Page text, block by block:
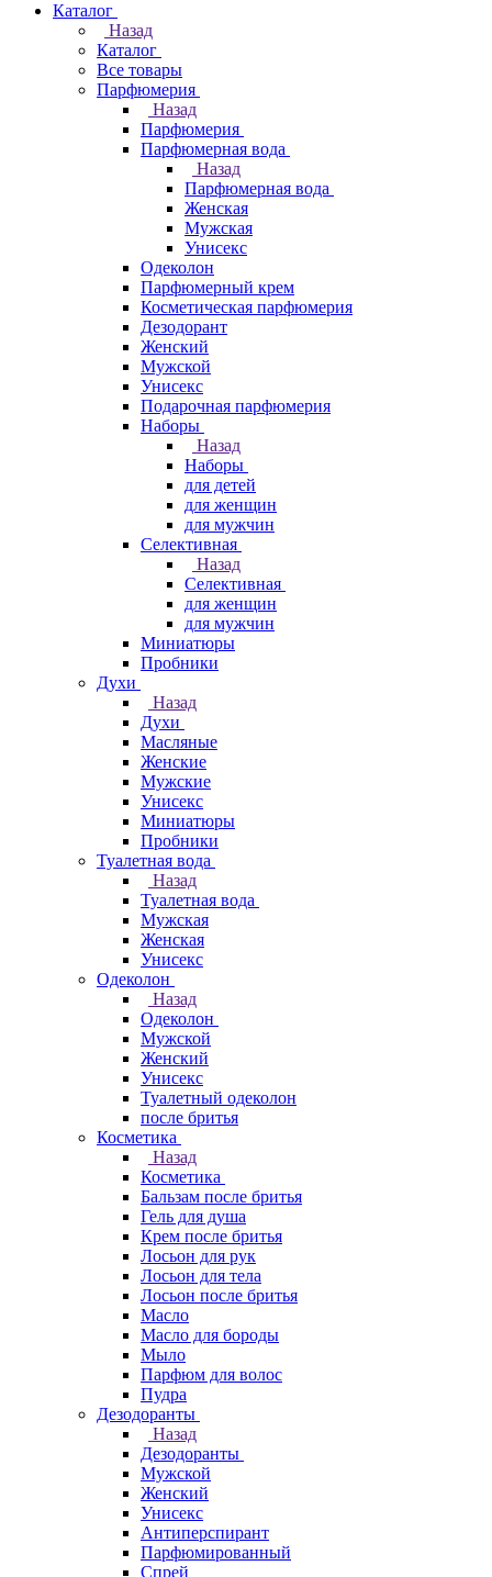
Каталог
Назад
Каталог
Все товары
Парфюмерия
Назад
Парфюмерия
Парфюмерная вода
Назад
Парфюмерная вода
Женская
Мужская
Унисекс
Одеколон
Парфюмерный крем
Косметическая парфюмерия
Дезодорант
Женский
Мужской
Унисекс
Подарочная парфюмерия
Наборы
Назад
Наборы
для детей
для женщин
для мужчин
Селективная
Назад
Селективная
для женщин
для мужчин
Миниатюры
Пробники
Духи
Назад
Духи
Масляные
Женские
Мужские
Унисекс
Миниатюры
Пробники
Туалетная вода
Назад
Туалетная вода
Мужская
Женская
Унисекс
Одеколон
Назад
Одеколон
Мужской
Женский
Унисекс
Туалетный одеколон
после бритья
Косметика
Назад
Косметика
Бальзам после бритья
Гель для душа
Крем после бритья
Лосьон для рук
Лосьон для тела
Лосьон после бритья
Масло
Масло для бороды
Мыло
Парфюм для волос
Пудра
Дезодоранты
Назад
Дезодоранты
Мужской
Женский
Унисекс
Антиперспирант
Парфюмированный
Спрей